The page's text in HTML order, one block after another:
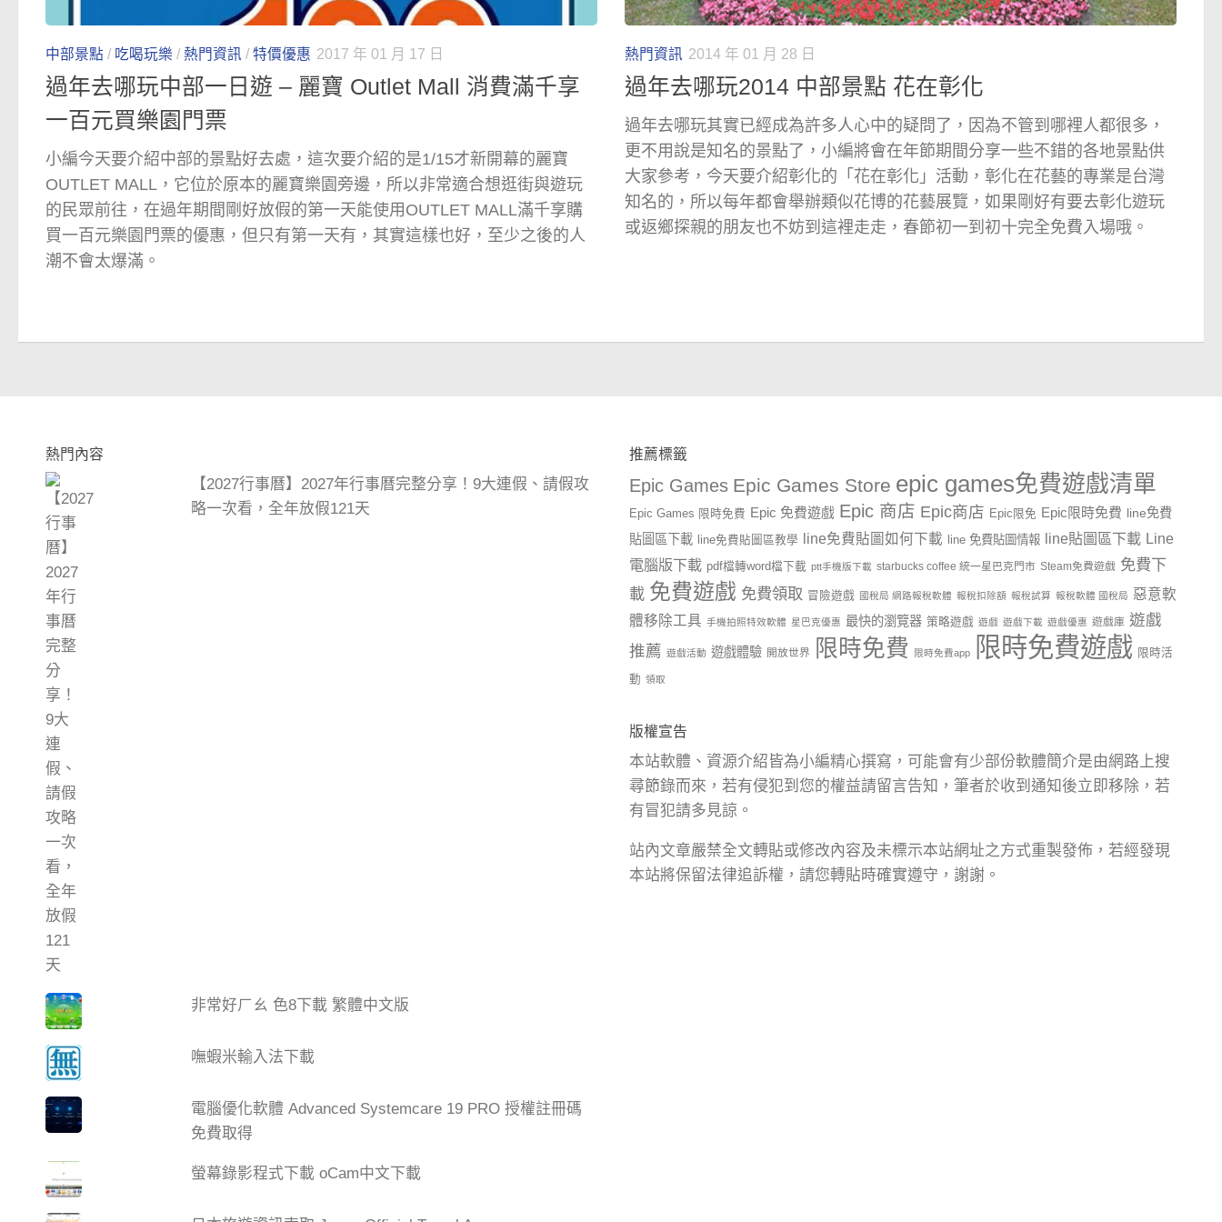
中部景點 / 吃喝玩樂 / 熱門資訊 / 特價優惠 2017 年 01 月 17 日
過年去哪玩中部一日遊 – 麗寶 Outlet Mall 消費滿千享
一百元買樂園門票
小編今天要介紹中部的景點好去處，這次要介紹的是1/15才新開幕的麗寶
OUTLET MALL，它位於原本的麗寶樂園旁邊，所以非常適合想逛街與遊玩
的民眾前往，在過年期間剛好放假的第一天能使用OUTLET MALL滿千享購
買一百元樂園門票的優惠，但只有第一天有，其實這樣也好，至少之後的人
潮不會太爆滿。
熱門資訊 2014 年 01 月 28 日
過年去哪玩2014 中部景點 花在彰化
過年去哪玩其實已經成為許多人心中的疑問了，因為不管到哪裡人都很多，
更不用說是知名的景點了，小編將會在年節期間分享一些不錯的各地景點供
大家參考，今天要介紹彰化的「花在彰化」活動，彰化在花藝的專業是台灣
知名的，所以每年都會舉辦類似花博的花藝展覽，如果剛好有要去彰化遊玩
或返鄉探親的朋友也不妨到這裡走走，春節初一到初十完全免費入場哦。
熱門內容
【2027行事曆】2027年行事曆完整分享！9大連假、請假攻
略一次看，全年放假121天
非常好ㄏㄠ 色8下載 繁體中文版
嘸蝦米輸入法下載
電腦優化軟體 Advanced Systemcare 19 PRO 授權註冊碼
免費取得
螢幕錄影程式下載 oCam中文下載
推薦標籤
Epic Games Epic Games Store epic games免費遊戲清單
Epic Games 限時免費 Epic 免費遊戲 Epic 商店 Epic商店 Epic限免 Epic限時免費 line免費
貼圖區下載
line免費貼圖區教學 line免費貼圖如何下載 line 免費貼圖情報 line貼圖區下載 Line
電腦版下載 pdf檔轉word檔下載 ptt手機版下載 starbucks coffee 統一星巴克門市 Steam免費遊戲 免費下
載 免費遊戲 免費領取 冒險遊戲 國稅局 網路報稅軟體 報稅扣除額 報稅試算 報稅軟體 國稅局 惡意軟
體移除工具 手機拍照特效軟體 星巴克優惠 最快的瀏覽器 策略遊戲 遊戲 遊戲下載 遊戲優惠 遊戲庫 遊戲
推薦 遊戲活動 遊戲體驗 開放世界 限時免費 限時免費app 限時免費遊戲 限時活
動 領取
版權宣告
本站軟體、資源介紹皆為小編精心撰寫，可能會有少部份軟體簡介是由網路上搜
尋節錄而來，若有侵犯到您的權益請留言告知，筆者於收到通知後立即移除，若
有冒犯請多見諒。
站內文章嚴禁全文轉貼或修改內容及未標示本站網址之方式重製發佈，若經發現
本站將保留法律追訴權，請您轉貼時確實遵守，謝謝。